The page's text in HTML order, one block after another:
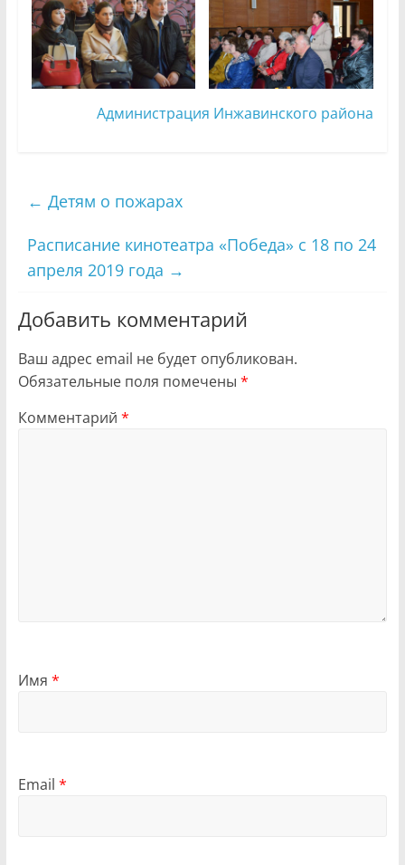
Администрация Инжавинского района
← Детям о пожарах
Расписание кинотеатра «Победа» с 18 по 24
апреля 2019 года →
Добавить комментарий
Ваш адрес email не будет опубликован.
Обязательные поля помечены *
Комментарий *
Имя *
Email *